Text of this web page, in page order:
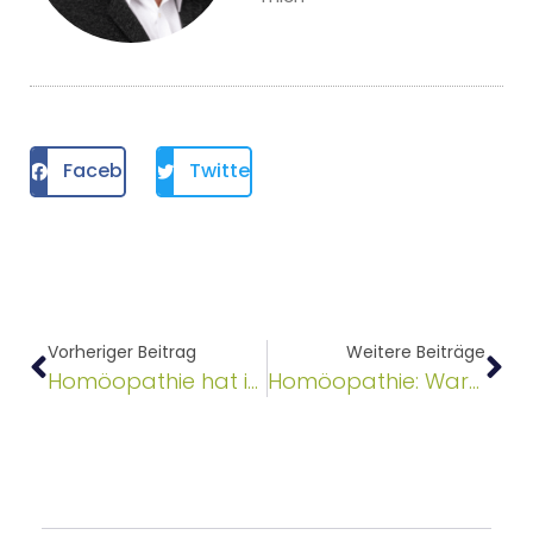
Facebook Twitter
Vorheriger Beitrag
Homöopathie hat im Einzelhandel nichts zu suchen
Weitere Beiträge
Homöopathie: Warum es keinen Warnhinweis braucht